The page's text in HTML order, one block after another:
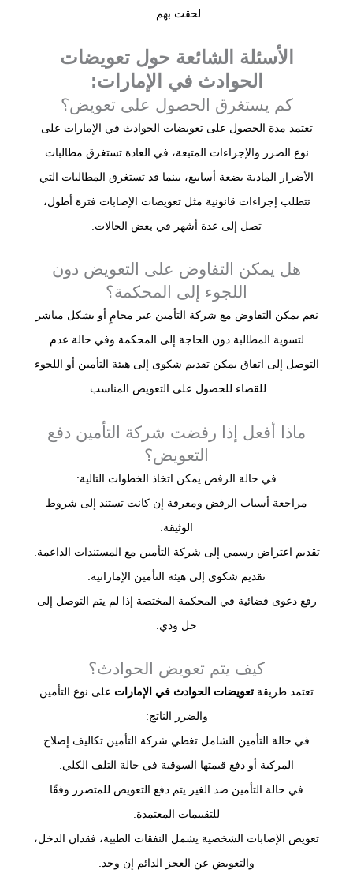
لحقت بهم.
الأسئلة الشائعة حول تعويضات
الحوادث في الإمارات:
كم يستغرق الحصول على تعويض؟
تعتمد مدة الحصول على تعويضات الحوادث في الإمارات على
نوع الضرر والإجراءات المتبعة، في العادة تستغرق مطالبات
الأضرار المادية بضعة أسابيع، بينما قد تستغرق المطالبات التي
تتطلب إجراءات قانونية مثل تعويضات الإصابات فترة أطول،
تصل إلى عدة أشهر في بعض الحالات.
هل يمكن التفاوض على التعويض دون
اللجوء إلى المحكمة؟
نعم يمكن التفاوض مع شركة التأمين عبر محامٍ أو بشكل مباشر
لتسوية المطالبة دون الحاجة إلى المحكمة وفي حالة عدم
التوصل إلى اتفاق يمكن تقديم شكوى إلى هيئة التأمين أو اللجوء
للقضاء للحصول على التعويض المناسب.
ماذا أفعل إذا رفضت شركة التأمين دفع
التعويض؟
في حالة الرفض يمكن اتخاذ الخطوات التالية:
مراجعة أسباب الرفض ومعرفة إن كانت تستند إلى شروط
الوثيقة.
تقديم اعتراض رسمي إلى شركة التأمين مع المستندات الداعمة.
تقديم شكوى إلى هيئة التأمين الإماراتية.
رفع دعوى قضائية في المحكمة المختصة إذا لم يتم التوصل إلى
حل ودي.
كيف يتم تعويض الحوادث؟
تعتمد طريقة تعويضات الحوادث في الإمارات على نوع التأمين
والضرر الناتج:
في حالة التأمين الشامل تغطي شركة التأمين تكاليف إصلاح
المركبة أو دفع قيمتها السوقية في حالة التلف الكلي.
في حالة التأمين ضد الغير يتم دفع التعويض للمتضرر وفقًا
للتقييمات المعتمدة.
تعويض الإصابات الشخصية يشمل النفقات الطبية، فقدان الدخل،
والتعويض عن العجز الدائم إن وجد.